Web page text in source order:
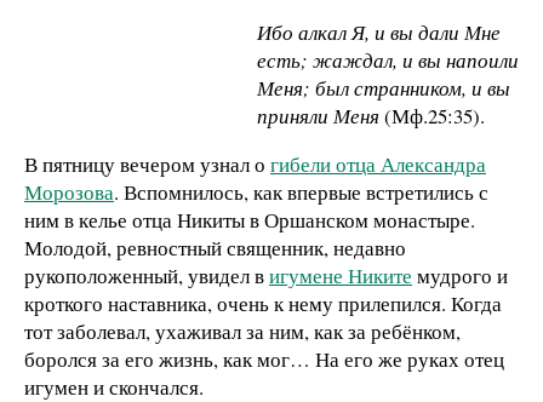
Ибо алкал Я, и вы дали Мне
есть; жаждал, и вы напоили
Меня; был странником, и вы
приняли Меня (Мф.25:35).
В пятницу вечером узнал о гибели отца Александра
Морозова. Вспомнилось, как впервые встретились с
ним в келье отца Никиты в Оршанском монастыре.
Молодой, ревностный священник, недавно
рукоположенный, увидел вигумене Никите мудрого и
кроткого наставника, очень к нему прилепился. Когда
тот заболевал, ухаживал за ним, как за ребёнком,
боролся за его жизнь, как мог… На его же руках отец
игумен и скончался.